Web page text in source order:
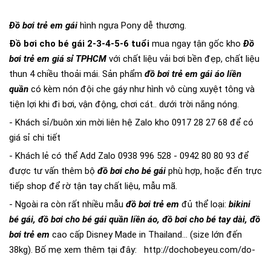
Đồ bơi trẻ em gái hình ngựa Pony dễ thương.
Đồ bơi cho bé gái 2-3-4-5-6 tuổi mua ngay tận gốc kho Đồ
bơi trẻ em giá sỉ TPHCM với chất liệu vải bơi bền đẹp, chất liệu
thun 4 chiều thoải mái. Sản phẩm đồ bơi trẻ em gái áo liền
quần có kèm nón đội che gáy như hình vô cùng xuyệt tông và
tiện lợi khi đi bơi, vận động, chơi cát.. dưới trời nắng nóng.
- Khách sỉ/buôn xin mời liên hệ Zalo kho 0917 28 27 68 để có
giá sỉ chi tiết
- Khách lẻ có thể Add Zalo 0938 996 528 - 0942 80 80 93 để
được tư vấn thêm bộ đồ bơi cho bé gái phù hợp, hoặc đến trực
tiếp shop để rờ tận tay chất liệu, mẫu mã.
- Ngoài ra còn rất nhiều mẫu đồ bơi trẻ em đủ thể loại: bikini
bé gái, đồ bơi cho bé gái quần liền áo, đồ bơi cho bé tay dài, đồ
bơi trẻ em cao cấp Disney Made in Thailand... (size lớn đến
38kg). Bố mẹ xem thêm tại đây: http://dochobeyeu.com/do-